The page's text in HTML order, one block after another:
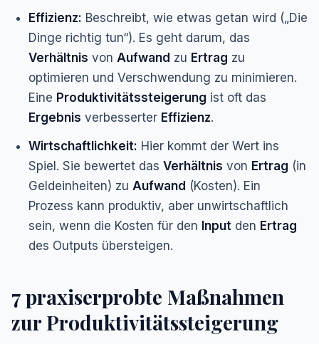
Effizienz: Beschreibt, wie etwas getan wird („Die
Dinge richtig tun“). Es geht darum, das
Verhältnis von Aufwand zu Ertrag zu
optimieren und Verschwendung zu minimieren.
Eine Produktivitätssteigerung ist oft das
Ergebnis verbesserter Effizienz.
Wirtschaftlichkeit: Hier kommt der Wert ins
Spiel. Sie bewertet das Verhältnis von Ertrag (in
Geldeinheiten) zu Aufwand (Kosten). Ein
Prozess kann produktiv, aber unwirtschaftlich
sein, wenn die Kosten für den Input den Ertrag
des Outputs übersteigen.
7 praxiserprobte Maßnahmen
zur Produktivitätssteigerung